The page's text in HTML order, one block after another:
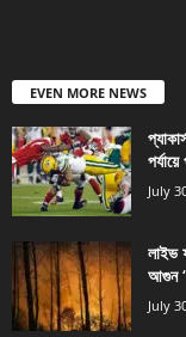
EVEN MORE NEWS
July
লাইভ
আগুন
July